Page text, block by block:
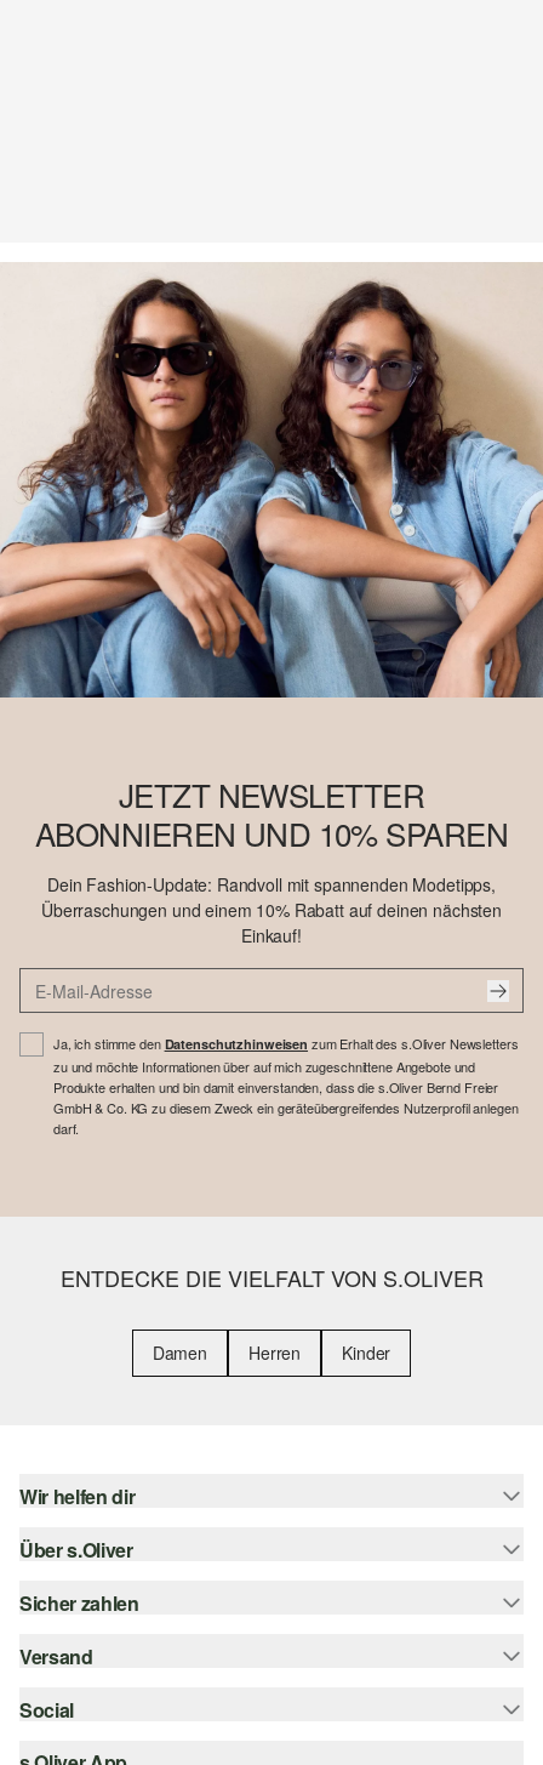
JETZT NEWSLETTER
ABONNIEREN UND 10% SPAREN
Dein Fashion-Update: Randvoll mit spannenden Modetipps,
Überraschungen und einem 10% Rabatt auf deinen nächsten
Einkauf!
Ja, ich stimme den Datenschutzhinweisen zum Erhalt des s.Oliver Newsletters
zu und möchte Informationen über auf mich zugeschnittene Angebote und
Produkte erhalten und bin damit einverstanden, dass die s.Oliver Bernd Freier
GmbH & Co. KG zu diesem Zweck ein geräteübergreifendes Nutzerprofil anlegen
darf.
ENTDECKE DIE VIELFALT VON S.OLIVER
Damen Herren Kinder
Wir helfen dir
Hilfe & FAQ
Größenberatung
Über s.Oliver
Newsletter
s.Oliver Card
Sicher zahlen
Rechnung
Kreditkarte
Versand
Sendungsverfolgung
SwissPost
Social